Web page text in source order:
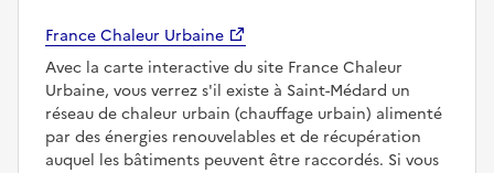
France Chaleur Urbaine
Avec la carte interactive du site France Chaleur
Urbaine, vous verrez s'il existe à Saint-Médard un
réseau de chaleur urbain (chauffage urbain) alimenté
par des énergies renouvelables et de récupération
auquel les bâtiments peuvent être raccordés. Si vous